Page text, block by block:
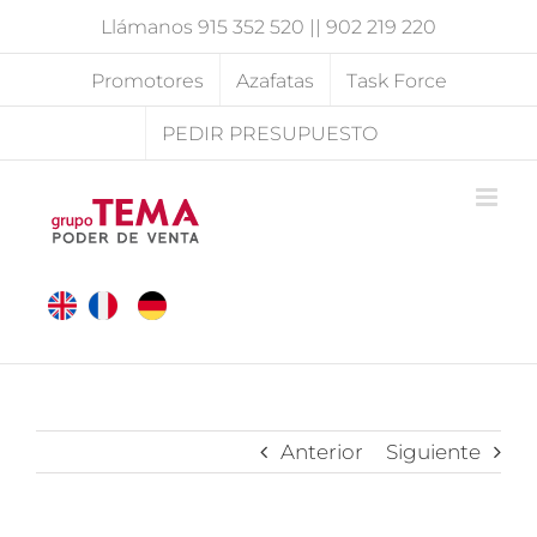
Llámanos 915 352 520 || 902 219 220
Promotores Azafatas Task Force
PEDIR PRESUPUESTO
Anterior Siguiente